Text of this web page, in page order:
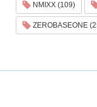
NMIXX (109)
ZEROBASEONE